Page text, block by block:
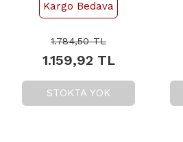
Ananas Aromalı 30
Kargo Bedava
1.784,50TL
1.159,92 TL
STOKTA YOK